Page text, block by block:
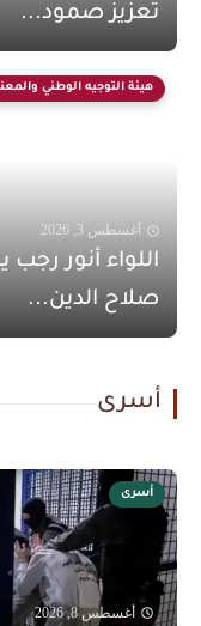
تعزيز صمود...
هيئة التوجيه الوطني
أغسطس 3, 2026
اللواء أنور
صلاح الدين...
أسرى
أسرى
أغسطس 8, 2026